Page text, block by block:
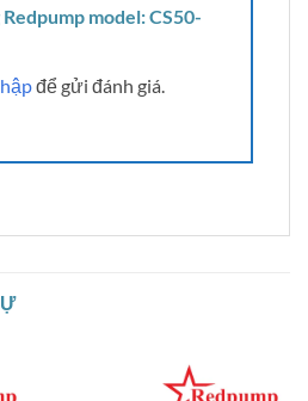
model: CS50-
để gửi đánh giá.